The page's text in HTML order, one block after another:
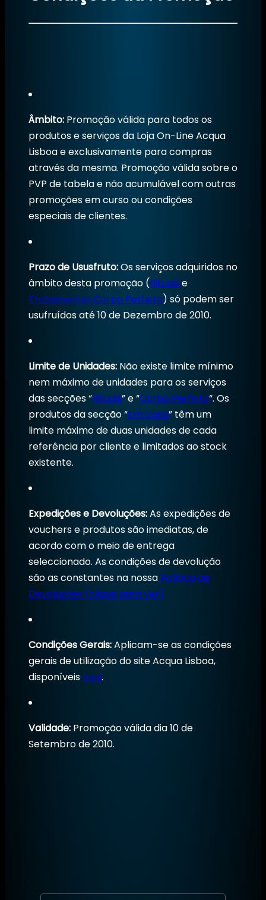
Âmbito: Promoção válida para todos os
produtos e serviços da Loja On-Line Acqua
Lisboa e exclusivamente para compras
através da mesma. Promoção válida sobre o
PVP de tabela e não acumulável com outras
promoções em curso ou condições
especiais de clientes.
Prazo de Ususfruto:Os serviços adquiridos no
âmbito desta promoção (Rituais e
Tratamentos Corpo Perfeito) só podem ser
usufruídos até 10 de Dezembro de 2010.
Limite de Unidades: Não existe limite mínimo
nem máximo de unidades para os serviços
das secções “Rituais” e “Corpo Perfeito“. Os
produtos da secção “Em Casa” têm um
limite máximo de duas unidades de cada
referência por cliente e limitados ao stock
existente.
Expedições e Devoluções:As expedições de
vouchers e produtos são imediatas, de
acordo com o meio de entrega
seleccionado. As condições de devolução
são as constantes na nossa Política de
Devoluções (clique para ver)
Condições Gerais:Aplicam-se as condições
gerais de utilização do site Acqua Lisboa,
disponíveisaqui.
Validade: Promoção válida dia 10 de
Setembro de 2010.